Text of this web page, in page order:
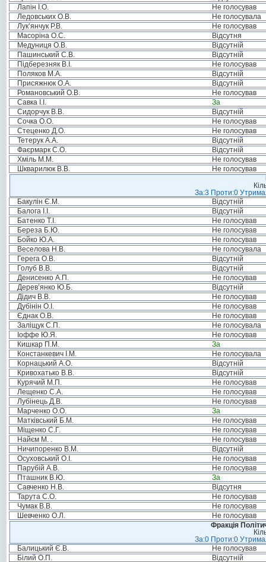
Лапін І.О.
Не голосував
Ледовських О.В.
Не голосувала
Лук’янчук Р.В.
Не голосував
Масоріна О.С.
Відсутня
Медуниця О.В.
Відсутній
Пашинський С.В.
Відсутній
Підберезняк В.І.
Не голосував
Поляков М.А.
Відсутній
Присяжнюк О.А.
Відсутній
Романовський О.В.
Не голосував
Савка І.І.
За
Сидорчук В.В.
Відсутній
Сочка О.О.
Не голосував
Стеценко Д.О.
Не голосував
Тетерук А.А.
Відсутній
Фаєрмарк С.О.
Відсутній
Хміль М.М.
Не голосував
Шкварилюк В.В.
Не голосував
За:3 Проти:0
Бакулін Є.М.
Відсутній
Балога І.І.
Відсутній
Батенко Т.І.
Не голосував
Береза Б.Ю.
Не голосував
Бойко Ю.А.
Не голосував
Веселова Н.В.
Не голосувала
Герега О.В.
Відсутній
Голуб В.В.
Відсутній
Денисенко А.П.
Не голосував
Дерев’янко Ю.Б.
Відсутній
Дідич В.В.
Не голосував
Дубінін О.І.
Не голосував
Єднак О.В.
Не голосував
Заліщук С.П.
Не голосувала
Іоффе Ю.Я.
Не голосував
Кишкар П.М.
За
Констанкевич І.М.
Не голосувала
Корнацький А.О.
Відсутній
Кривохатько В.В.
Відсутній
Курячий М.П.
Не голосував
Лещенко С.А.
Не голосував
Лубінець Д.В.
Не голосував
Марченко О.О.
За
Матківський Б.М.
Не голосував
Міщенко С.Г.
Не голосував
Найєм М. .
Не голосував
Ничипоренко В.М.
Відсутній
Осуховський О.І.
Не голосував
Парубій А.В.
Не голосував
Пташник В.Ю.
За
Савченко Н.В.
Відсутня
Тарута С.О.
Не голосував
Чумак В.В.
Не голосував
Шевченко О.Л.
Не голосував
Фракція
За:0 Проти:0
Балицький Є.В.
Не голосував
Білий О.П.
Відсутній